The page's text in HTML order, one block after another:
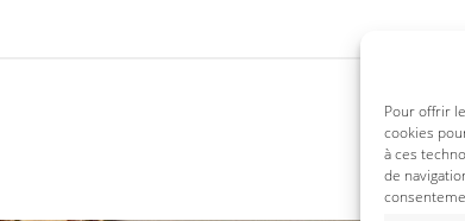
Pour offrir
cookies
à ces
de